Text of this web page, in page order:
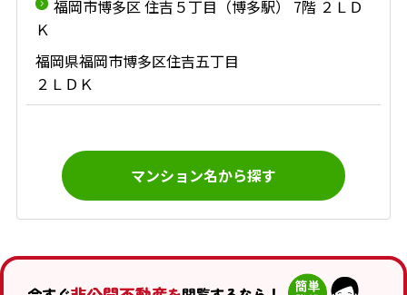
福岡市博多区 住吉５丁目（博多駅） 7階 ２ＬＤ
Ｋ
福岡県福岡市博多区住吉五丁目
２ＬＤＫ
マンション名から探す